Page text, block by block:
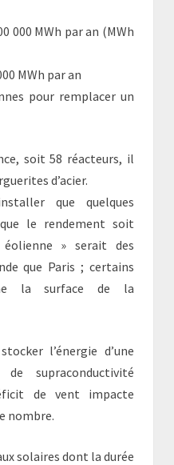
000 MWh par an (MWh
MWh par an
pour remplacer un
soit 58 réacteurs, il
d’acier.
que quelques
le rendement soit
» serait des
que Paris ; certains
la surface de la
l’énergie d’une
supraconductivité
de vent impacte
nombre.
solaires dont la durée